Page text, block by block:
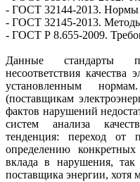
- ГОСТ 32144-2013. Нормы
- ГОСТ 32145-2013.
- ГОСТ Р 8.655-2009.
Данные стандарты
несоответствия качества
установленным
(поставщикам
фактов нарушений
систем анализа
тенденция: переход от
определению
вклада в нарушения,
поставщика энергии, хотя